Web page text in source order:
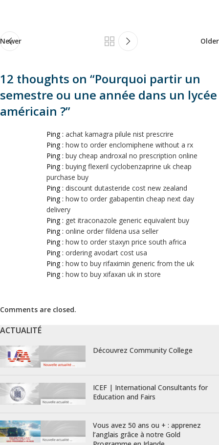
Newer Older
12 thoughts on “Pourquoi partir un
semestre ou une année dans un lycée
américain ?”
Ping : achat kamagra pilule nist prescrire
Ping : how to order enclomiphene without a rx
Ping : buy cheap androxal no prescription online
Ping : buying flexeril cyclobenzaprine uk cheap
purchase buy
Ping : discount dutasteride cost new zealand
Ping : how to order gabapentin cheap next day
delivery
Ping : get itraconazole generic equivalent buy
Ping : online order fildena usa seller
Ping : how to order staxyn price south africa
Ping : ordering avodart cost usa
Ping : how to buy rifaximin generic from the uk
Ping : how to buy xifaxan uk in store
Comments are closed.
ACTUALITÉ
Découvrez Community College
ICEF | International Consultants for
Education and Fairs
Vous avez 50 ans ou + : apprenez
l’anglais grâce à notre Gold